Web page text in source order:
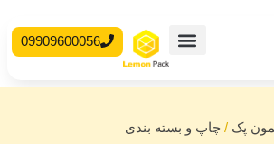
09909600056
پک / چاپ و بسته بندی